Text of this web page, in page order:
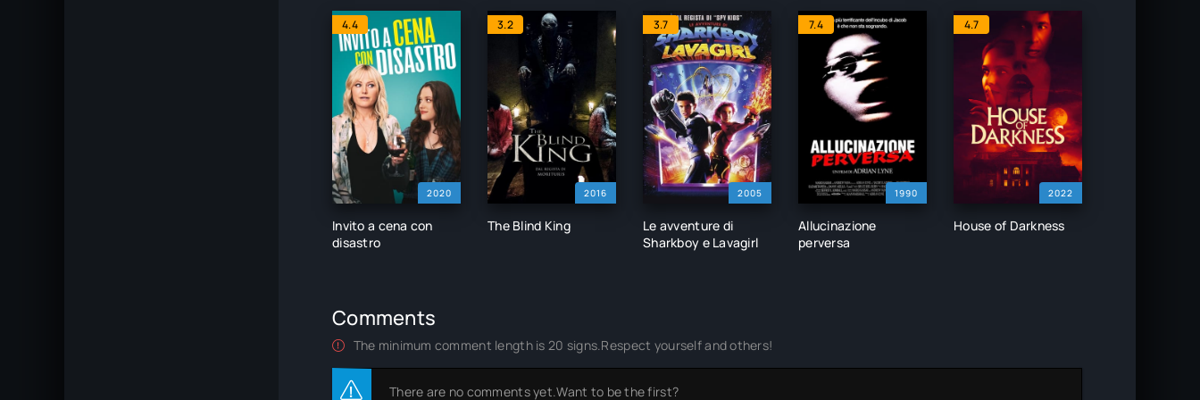
2020
4.4
Invito a cena con
disastro
2016
3.2
The Blind King
2005
3.7
Le avventure di
Sharkboy e Lavagirl
1990
7.4
Allucinazione
perversa
2022
4.7
House of Darkness
Comments
The minimum comment length is 20 signs.Respect yourself and others!
There are no comments yet.Want to be the first?